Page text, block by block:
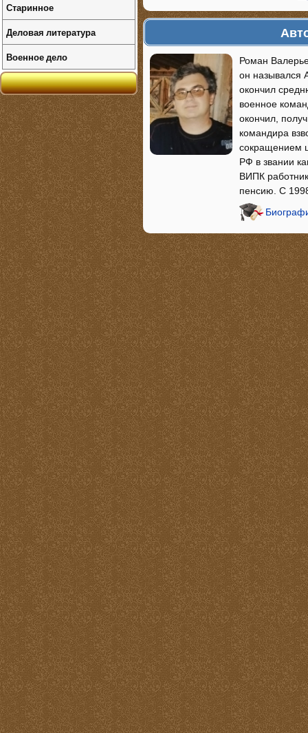
Роман
он назывался
окончил
военное
окончил,
командира
сокращением
РФ в звании
ВИПК
пенсию. С
Старинное
Деловая литература
Военное дело